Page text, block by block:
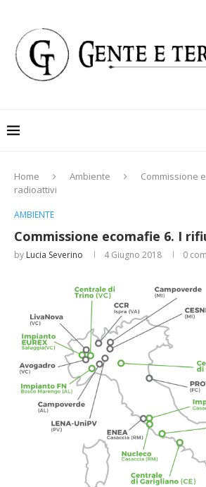
Home Ambiente
Commissione
radioattivi
AMBIENTE
Commissione ecomafie 6. I
by Lucia Severino 4 Giugno 2018 0